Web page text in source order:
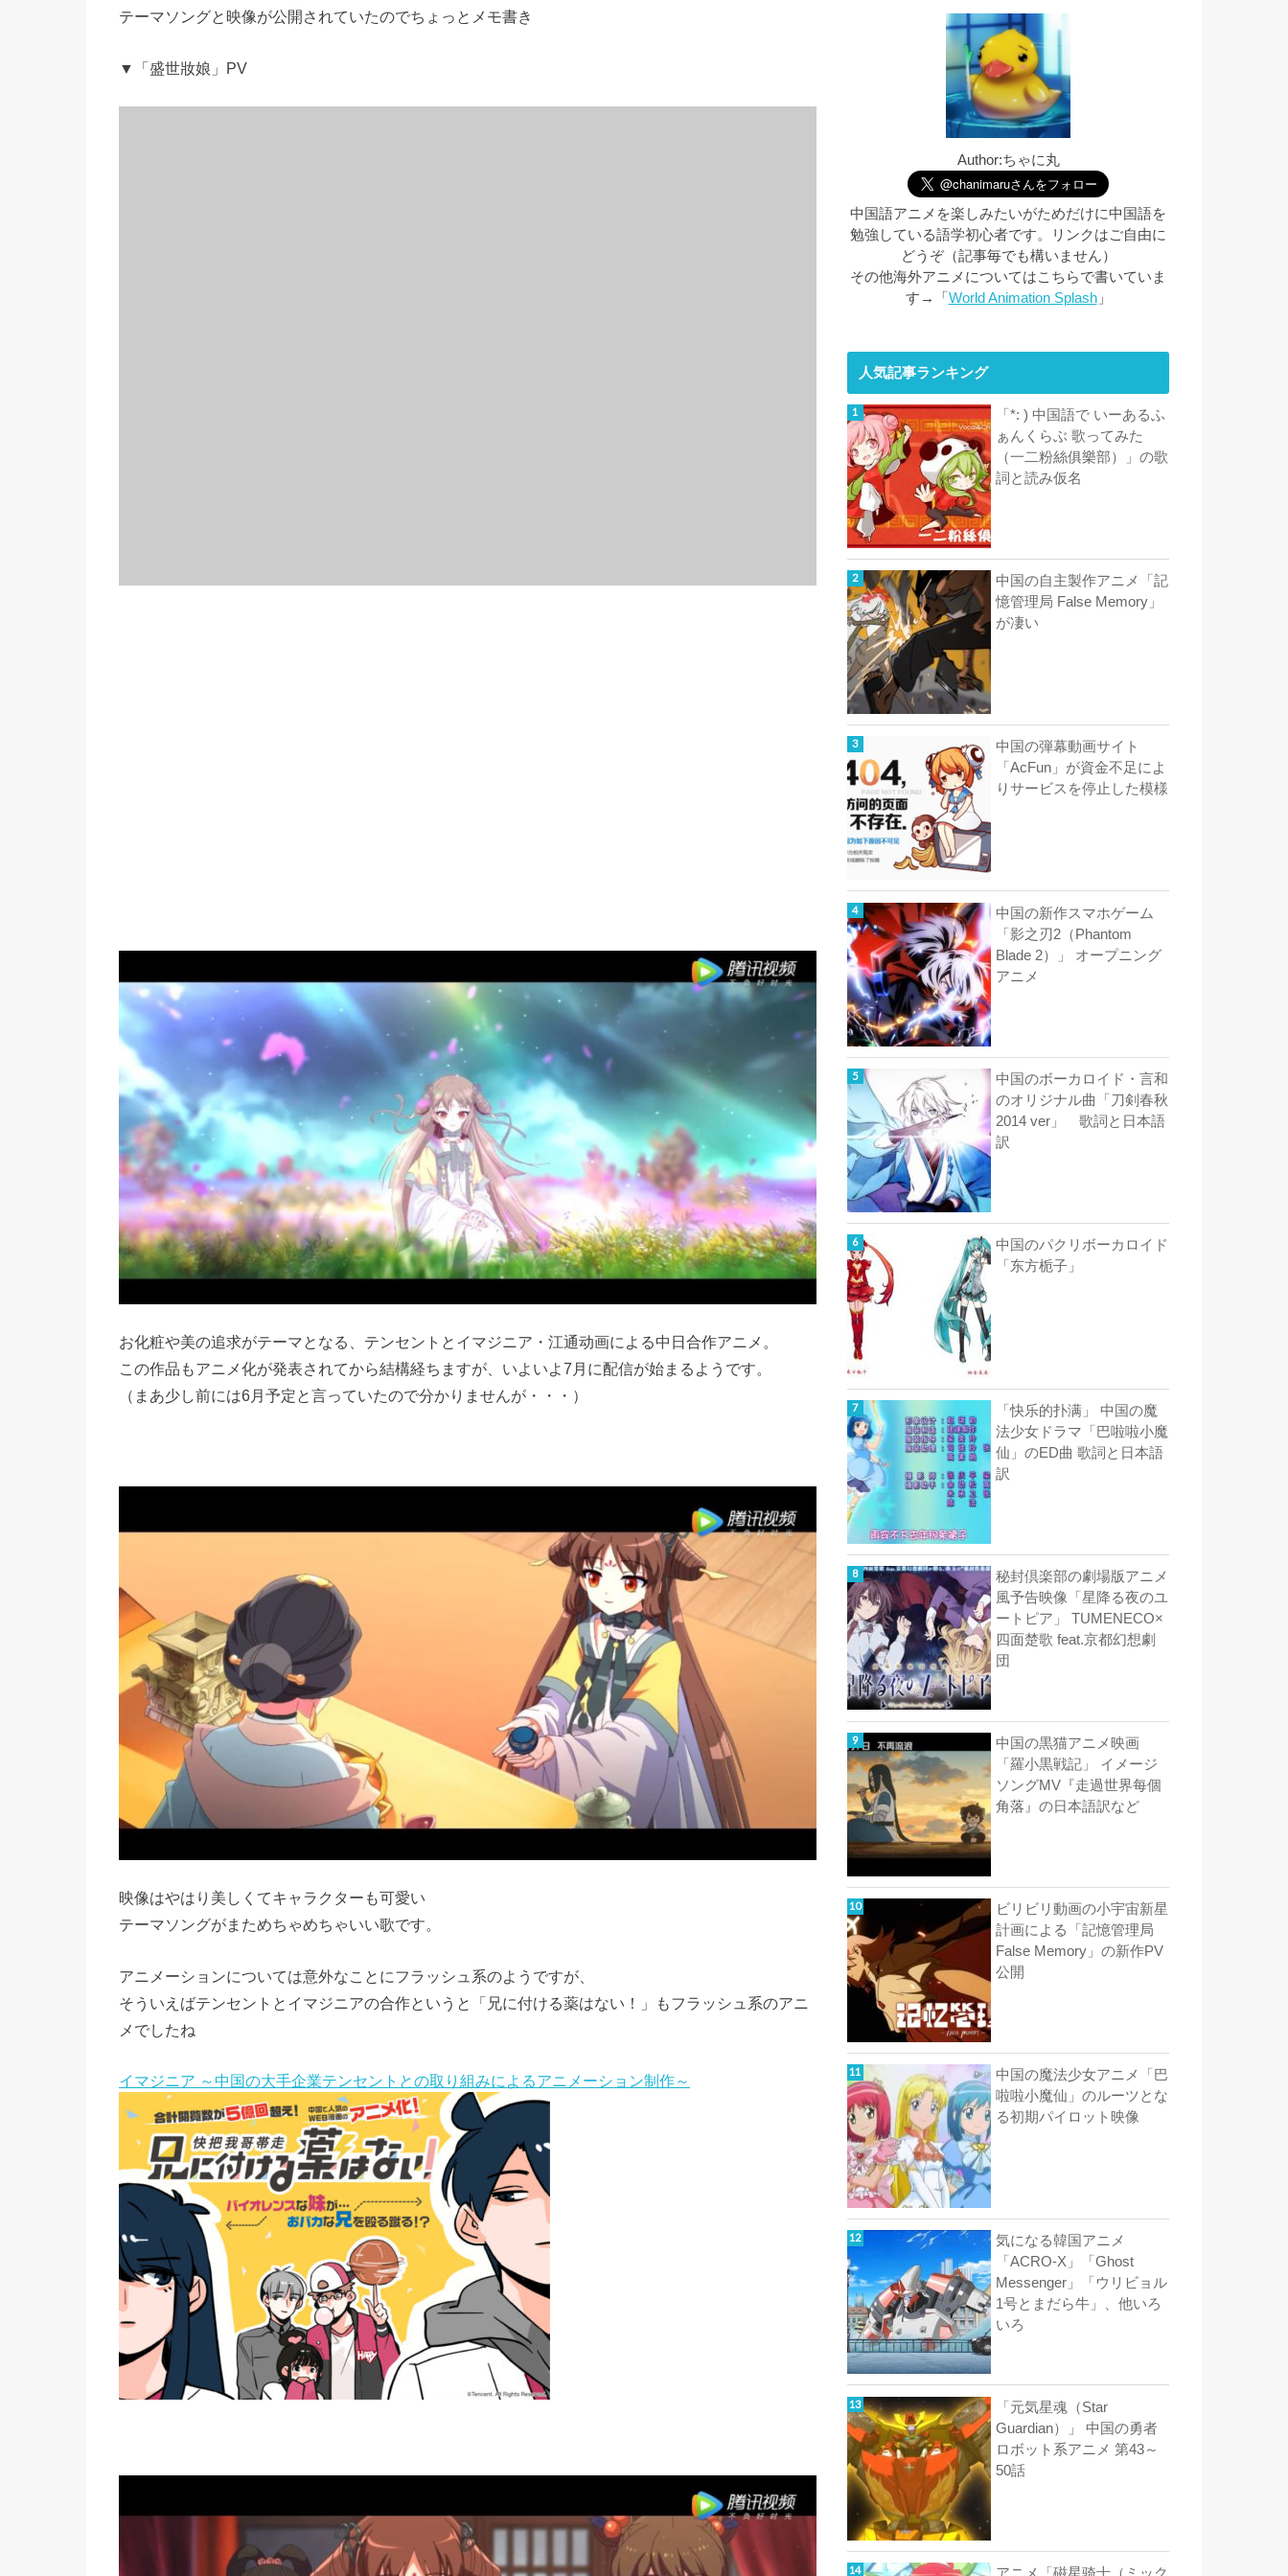
テーマソングと映像が公開されていたのでちょっとメモ書き
▼「盛世妝娘」PV
お化粧や美の追求がテーマとなる、テンセントとイマジニア・江通动画による中日合作アニメ。
この作品もアニメ化が発表されてから結構経ちますが、いよいよ7月に配信が始まるようです。
（まあ少し前には6月予定と言っていたので分かりませんが・・・）
映像はやはり美しくてキャラクターも可愛い
テーマソングがまためちゃめちゃいい歌です。
アニメーションについては意外なことにフラッシュ系のようですが、
そういえばテンセントとイマジニアの合作というと「兄に付ける薬はない！」もフラッシュ系のアニ
メでしたね
イマジニア ～中国の大手企業テンセントとの取り組みによるアニメーション制作～
Author:ちゃに丸
中国語アニメを楽しみたいがためだけに中国語を
勉強している語学初心者です。リンクはご自由に
どうぞ（記事毎でも構いません）
その他海外アニメについてはこちらで書いていま
す→「 World Animation Splash」
人気記事ランキング
「*: ) 中国語で いーあるふ
ぁんくらぶ 歌ってみた
（一二粉絲俱樂部）」の歌
詞と読み仮名
中国の自主製作アニメ「記
憶管理局 False Memory」
が凄い
中国の弾幕動画サイト
「AcFun」が資金不足によ
りサービスを停止した模様
中国の新作スマホゲーム
「影之刃2（Phantom
Blade 2）」 オープニング
アニメ
中国のボーカロイド・言和
のオリジナル曲「刀剣春秋
2014 ver」 歌詞と日本語
訳
中国のパクリボーカロイド
「东方栀子」
「快乐的扑满」 中国の魔
法少女ドラマ「巴啦啦小魔
仙」のED曲 歌詞と日本語
訳
秘封倶楽部の劇場版アニメ
風予告映像「星降る夜のユ
ートピア」 TUMENECO×
四面楚歌 feat.京都幻想劇
団
中国の黒猫アニメ映画
「羅小黒戦記」 イメージ
ソングMV『走過世界每個
角落』の日本語訳など
ビリビリ動画の小宇宙新星
計画による「記憶管理局
False Memory」の新作PV
公開
中国の魔法少女アニメ「巴
啦啦小魔仙」のルーツとな
る初期パイロット映像
気になる韓国アニメ
「ACRO-X」「Ghost
Messenger」「ウリビョル
1号とまだら牛」、他いろ
いろ
「元気星魂（Star
Guardian）」 中国の勇者
ロボット系アニメ 第43～
50話
アニメ「磁星骑士（ミック